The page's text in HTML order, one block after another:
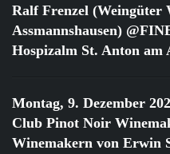
Ralf Frenzel (Weingüter
Assmannshausen)
Hospizalm St. Anton
Montag, 9. Dezember
Club Pinot Noir
Winemakern von Erwin